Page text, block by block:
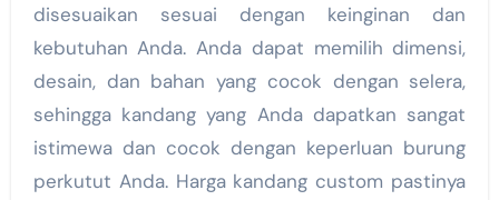
disesuaikan sesuai dengan keinginan dan
kebutuhan Anda. Anda dapat memilih dimensi,
desain, dan bahan yang cocok dengan selera,
sehingga kandang yang Anda dapatkan sangat
istimewa dan cocok dengan keperluan burung
perkutut Anda. Harga kandang custom pastinya